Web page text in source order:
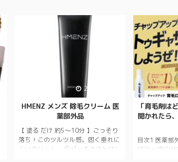
2021/10/17
HMENZ メンズ 除毛クリーム 医
薬部外品
【 塗る だけ 約5～10分 】ごっそり
落ち！このツルツル感。固く垂れに
くいクリーム。 ①パッチテストはし
「育毛剤は
聞かれたら
目次1 医薬部
プアップ